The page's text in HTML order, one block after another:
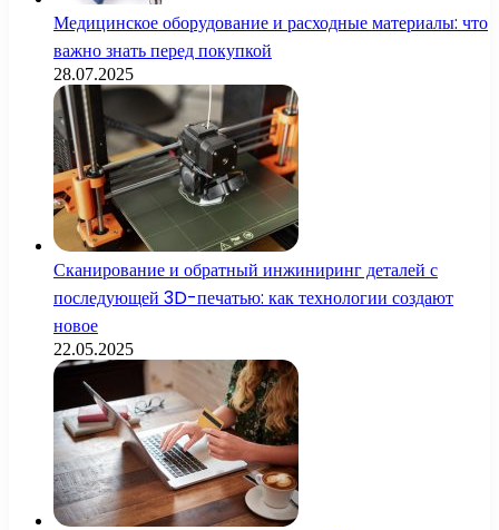
Медицинское оборудование и расходные материалы: что
важно знать перед покупкой
28.07.2025
Сканирование и обратный инжиниринг деталей с
последующей 3D-печатью: как технологии создают
новое
22.05.2025